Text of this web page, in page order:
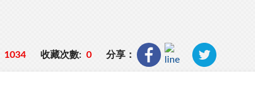
1034 收藏次數: 0 分享：